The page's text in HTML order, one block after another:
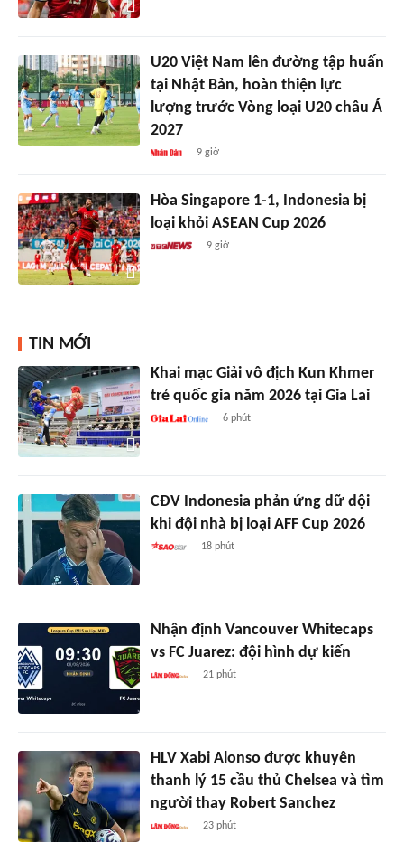
U20 Việt Nam lên đường tập huấn
tại Nhật Bản, hoàn thiện lực
lượng trước Vòng loại U20 châu Á
2027
9 giờ
Hòa Singapore 1-1, Indonesia bị
loại khỏi ASEAN Cup 2026
9 giờ
TIN MỚI
Khai mạc Giải vô địch Kun Khmer
trẻ quốc gia năm 2026 tại Gia Lai
6 phút
CĐV Indonesia phản ứng dữ dội
khi đội nhà bị loại AFF Cup 2026
18 phút
Nhận định Vancouver Whitecaps
vs FC Juarez: đội hình dự kiến
21 phút
HLV Xabi Alonso được khuyên
thanh lý 15 cầu thủ Chelsea và tìm
người thay Robert Sanchez
23 phút